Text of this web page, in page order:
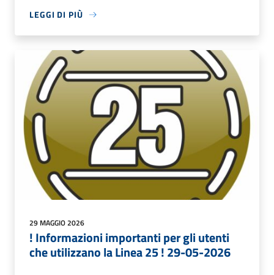
LEGGI DI PIÙ
29 MAGGIO 2026
! Informazioni importanti per gli utenti
che utilizzano la Linea 25 ! 29-05-2026